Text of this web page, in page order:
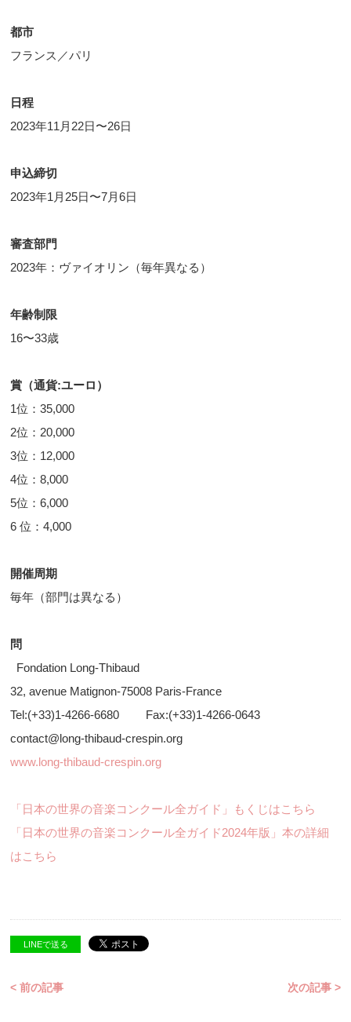
都市
フランス／パリ
日程
2023年11月22日〜26日
申込締切
2023年1月25日〜7月6日
審査部門
2023年：ヴァイオリン（毎年異なる）
年齢制限
16〜33歳
賞（通貨:ユーロ）
1位：35,000
2位：20,000
3位：12,000
4位：8,000
5位：6,000
6 位：4,000
開催周期
毎年（部門は異なる）
問
Fondation Long-Thibaud
32, avenue Matignon-75008 Paris-France
Tel:(+33)1-4266-6680 Fax:(+33)1-4266-0643
contact@long-thibaud-crespin.org
www.long-thibaud-crespin.org
「日本の世界の音楽コンクール全ガイド」もくじはこちら
「日本の世界の音楽コンクール全ガイド2024年版」本の詳細
はこちら
LINEで送る
< 前の記事 次の記事 >